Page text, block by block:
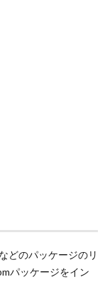
どのパッケージのリ
パッケージをイン